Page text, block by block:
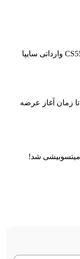
زمان آغاز عرضه
میتسوبیشی شد!